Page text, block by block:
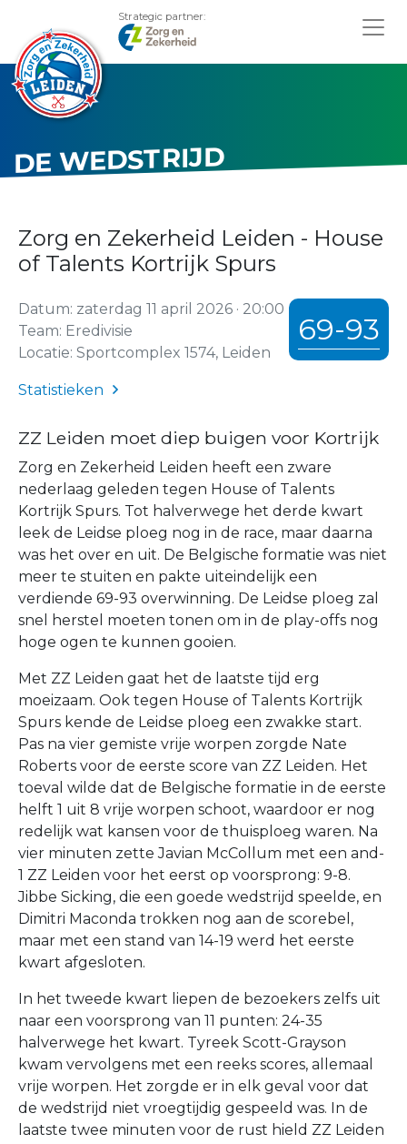
Strategic partner:
DE WEDSTRIJD
Zorg en Zekerheid Leiden - House
of Talents Kortrijk Spurs
69-93
Datum: zaterdag 11 april 2026 · 20:00
Team: Eredivisie
Locatie: Sportcomplex 1574, Leiden
Statistieken
ZZ Leiden moet diep buigen voor Kortrijk
Zorg en Zekerheid Leiden heeft een zware
nederlaag geleden tegen House of Talents
Kortrijk Spurs. Tot halverwege het derde kwart
leek de Leidse ploeg nog in de race, maar daarna
was het over en uit. De Belgische formatie was niet
meer te stuiten en pakte uiteindelijk een
verdiende 69-93 overwinning. De Leidse ploeg zal
snel herstel moeten tonen om in de play-offs nog
hoge ogen te kunnen gooien.
Met ZZ Leiden gaat het de laatste tijd erg
moeizaam. Ook tegen House of Talents Kortrijk
Spurs kende de Leidse ploeg een zwakke start.
Pas na vier gemiste vrije worpen zorgde Nate
Roberts voor de eerste score van ZZ Leiden. Het
toeval wilde dat de Belgische formatie in de eerste
helft 1 uit 8 vrije worpen schoot, waardoor er nog
redelijk wat kansen voor de thuisploeg waren. Na
vier minuten zette Javian McCollum met een and-
1 ZZ Leiden voor het eerst op voorsprong: 9-8.
Jibbe Sicking, die een goede wedstrijd speelde, en
Dimitri Maconda trokken nog aan de scorebel,
maar met een stand van 14-19 werd het eerste
kwart afgesloten.
In het tweede kwart liepen de bezoekers zelfs uit
naar een voorsprong van 11 punten: 24-35
halverwege het kwart. Tyreek Scott-Grayson
kwam vervolgens met een reeks scores, allemaal
vrije worpen. Het zorgde er in elk geval voor dat
de wedstrijd niet vroegtijdig gespeeld was. In de
laatste twee minuten voor de rust hield ZZ Leiden